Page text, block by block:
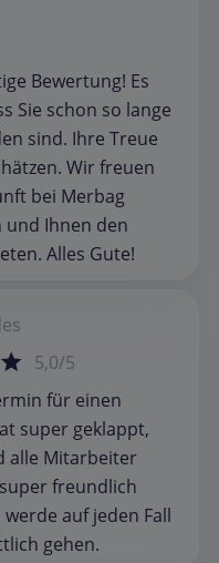
Bewertung! Es
Sie schon so lange
sind. Ihre Treue
Wir freuen
bei Merbag
Ihnen den
Alles Gute!
5,0/5
für einen
super geklappt,
alle Mitarbeiter
freundlich
auf jeden Fall
gehen.